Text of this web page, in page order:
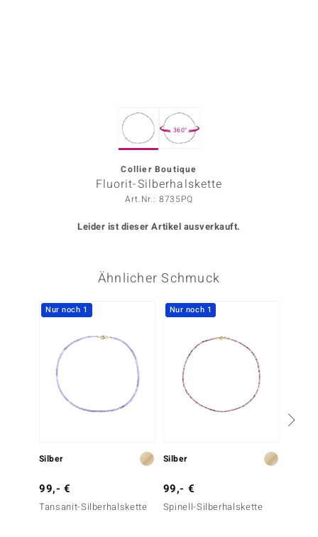
BY DE MELO
360°
Collier Boutique
Fluorit-Silberhalskette
Art.Nr.: 8735PQ
Leider ist dieser Artikel ausverkauft.
Ähnlicher Schmuck
Nur noch 1
Silber
99,- €
Tansanit-Silberhalskette
Nur noch 1
Silber
99,- €
Spinell-Silberhalskette